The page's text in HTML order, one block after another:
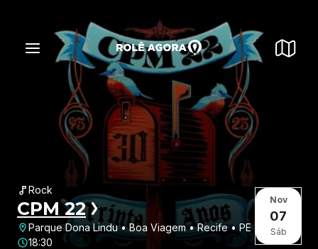
Rock
CPM 22
Parque Dona Lindu • Boa Viagem • Recife • PE
18:30
Nov
07
Sáb